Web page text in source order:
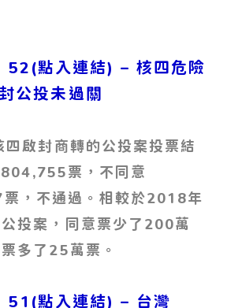
52(點入連結) – 核四危險
公投未過關
容：
啟封商轉的公投案投票結
票，不同意
，不通過。相較於2018年
投案，同意票少了200萬
多了25萬票。
51(點入連結) – 台灣